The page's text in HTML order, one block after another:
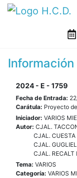
2024 - E - 1759
Fecha de Entrada:
Carátula: Proyecto
Iniciador: VARIOS
Autor: CJAL.
CJAL. CUESTA
CJAL.
CJAL. RECALT
Tema: VARIOS
Categoría: VARIOS